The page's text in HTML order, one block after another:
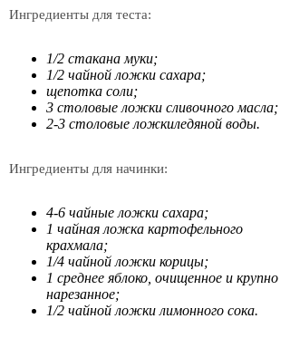
Ингредиенты для теста:
1/2 стакана муки;
1/2 чайной ложки сахара;
щепотка соли;
3 столовые ложки сливочного масла;
2-3 столовые ложкиледяной воды.
Ингредиенты для начинки:
4-6 чайные ложки сахара;
1 чайная ложка картофельного
крахмала;
1/4 чайной ложки корицы;
1 среднее яблоко, очищенное и крупно
нарезанное;
1/2 чайной ложки лимонного сока.